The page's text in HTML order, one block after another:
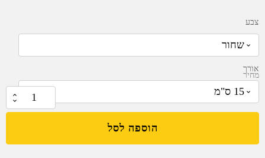
מחיר
₪ 9.00
–
צבע
אורך
של
HRC
הוספה לסל